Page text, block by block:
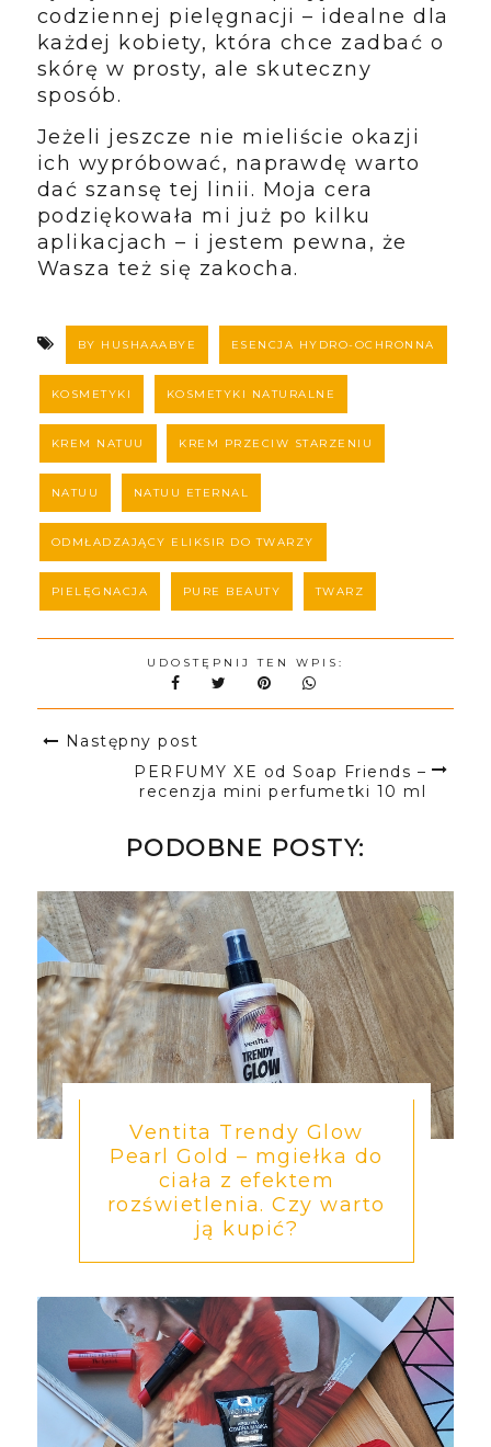
codziennej pielęgnacji – idealne dla
każdej kobiety, która chce zadbać o
skórę w prosty, ale skuteczny
sposób.
Jeżeli jeszcze nie mieliście okazji
ich wypróbować, naprawdę warto
dać szansę tej linii. Moja cera
podziękowała mi już po kilku
aplikacjach – i jestem pewna, że
Wasza też się zakocha.
BY HUSHAAABYE ESENCJA HYDRO-OCHRONNA
KOSMETYKI KOSMETYKI NATURALNE
KREM NATUU KREM PRZECIW STARZENIU
NATUU NATUU ETERNAL
ODMŁADZAJĄCY ELIKSIR DO TWARZY
PIELĘGNACJA PURE BEAUTY TWARZ
UDOSTĘPNIJ TEN WPIS:
Następny post
PERFUMY XE od Soap Friends –
recenzja mini perfumetki 10 ml
PODOBNE POSTY:
Ventita Trendy Glow
Pearl Gold – mgiełka do
ciała z efektem
rozświetlenia. Czy warto
ją kupić?